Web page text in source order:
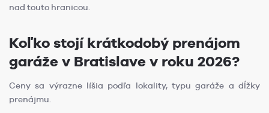
nad touto hranicou.
Koľko stojí krátkodobý prenájom
garáže v Bratislave v roku 2026?
Ceny sa výrazne líšia podľa lokality, typu garáže a dĺžky
prenájmu.